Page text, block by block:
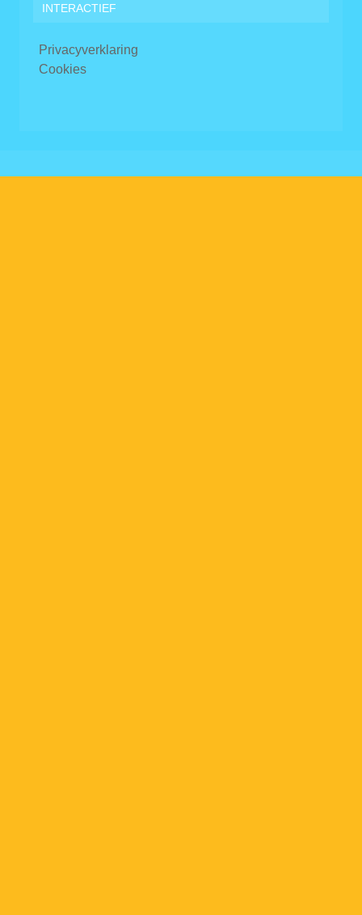
INTERACTIEF
Privacyverklaring
Cookies